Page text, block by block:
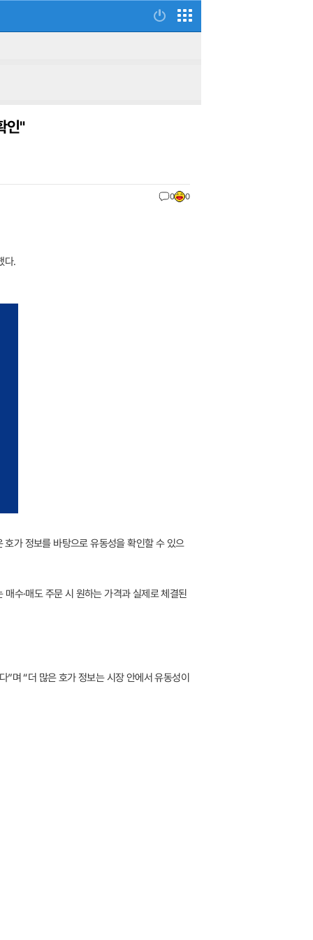
인"
0 0
다.
가 정보를 바탕으로 유동성을 확인할 수 있으
수·매도 주문 시 원하는 가격과 실제로 체결된
”며 “더 많은 호가 정보는 시장 안에서 유동성이